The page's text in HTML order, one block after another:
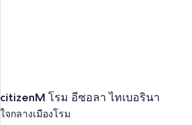
citizenM โรม อีซอลา ไทเบอรินา
ใจกลางเมืองโรม